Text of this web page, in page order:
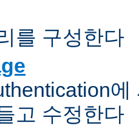
를 구성한다
고 수정한다